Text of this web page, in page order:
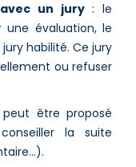
un jury: le
évaluation, le
habilité. Ce jury
ou refuser
être proposé
la suite